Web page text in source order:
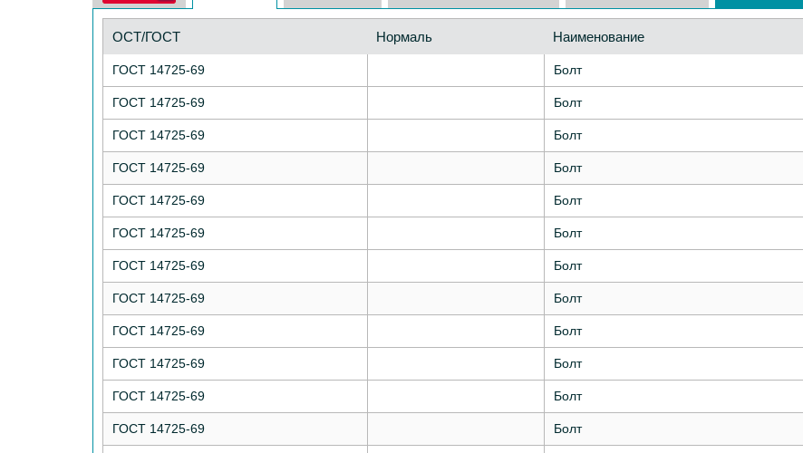
ОСТ/ГОСТ Нормаль Наименование
ГОСТ 14725-69 Болт
ГОСТ 14725-69 Болт
ГОСТ 14725-69 Болт
ГОСТ 14725-69 Болт
ГОСТ 14725-69 Болт
ГОСТ 14725-69 Болт
ГОСТ 14725-69 Болт
ГОСТ 14725-69 Болт
ГОСТ 14725-69 Болт
ГОСТ 14725-69 Болт
ГОСТ 14725-69 Болт
ГОСТ 14725-69 Болт